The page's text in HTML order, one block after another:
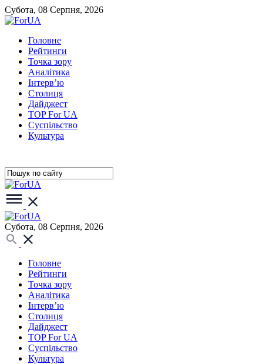
Субота, 08 Серпня, 2026
Головне
Рейтинги
Точка зору
Аналітика
Інтерв’ю
Столиця
Дайджест
TOP For UA
Суспiльство
Культура
Субота, 08 Серпня, 2026
Головне
Рейтинги
Точка зору
Аналітика
Інтерв’ю
Столиця
Дайджест
TOP For UA
Суспiльство
Культура